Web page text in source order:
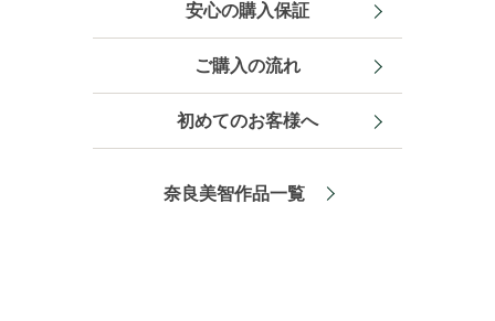
安心の購入保証
ご購入の流れ
初めてのお客様へ
奈良美智作品一覧